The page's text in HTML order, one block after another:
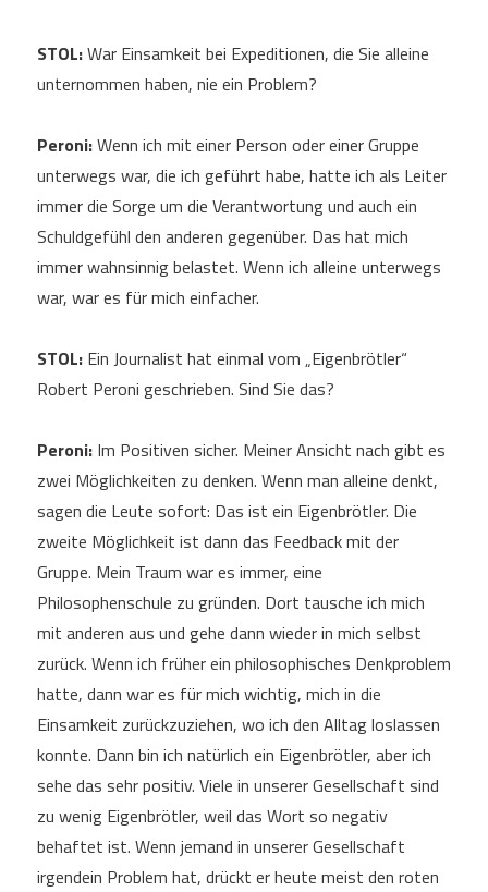
STOL:War Einsamkeit bei Expeditionen, die Sie alleine
unternommen haben, nie ein Problem?
Peroni:Wenn ich mit einer Person oder einer Gruppe
unterwegs war, die ich geführt habe, hatte ich als Leiter
immer die Sorge um die Verantwortung und auch ein
Schuldgefühl den anderen gegenüber. Das hat mich
immer wahnsinnig belastet. Wenn ich alleine unterwegs
war, war es für mich einfacher.
STOL:Ein Journalist hat einmal vom „Eigenbrötler“
Robert Peroni geschrieben. Sind Sie das?
Peroni:Im Positiven sicher. Meiner Ansicht nach gibt es
zwei Möglichkeiten zu denken. Wenn man alleine denkt,
sagen die Leute sofort: Das ist ein Eigenbrötler. Die
zweite Möglichkeit ist dann das Feedback mit der
Gruppe. Mein Traum war es immer, eine
Philosophenschule zu gründen. Dort tausche ich mich
mit anderen aus und gehe dann wieder in mich selbst
zurück. Wenn ich früher ein philosophisches Denkproblem
hatte, dann war es für mich wichtig, mich in die
Einsamkeit zurückzuziehen, wo ich den Alltag loslassen
konnte. Dann bin ich natürlich ein Eigenbrötler, aber ich
sehe das sehr positiv. Viele in unserer Gesellschaft sind
zu wenig Eigenbrötler, weil das Wort so negativ
behaftet ist. Wenn jemand in unserer Gesellschaft
irgendein Problem hat, drückt er heute meist den roten